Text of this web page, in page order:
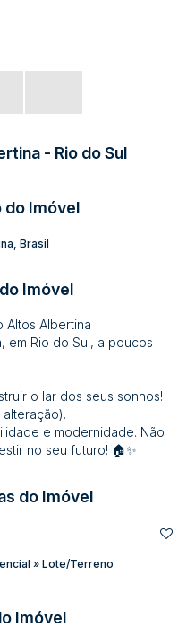
- Rio do Sul
do Imóvel
, Brasil
Imóvel
Albertina
em Rio do Sul, a poucos
o lar dos seus sonhos!
alteração).
e modernidade. Não
no seu futuro! 🏠✨
do Imóvel
» Lote/Terreno
Imóvel